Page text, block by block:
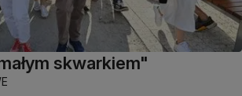
skwarkiem"